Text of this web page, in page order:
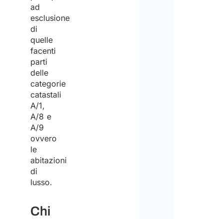
ad
esclusione
di
quelle
facenti
parti
delle
categorie
catastali
A/1,
A/8 e
A/9
ovvero
le
abitazioni
di
lusso.
Chi